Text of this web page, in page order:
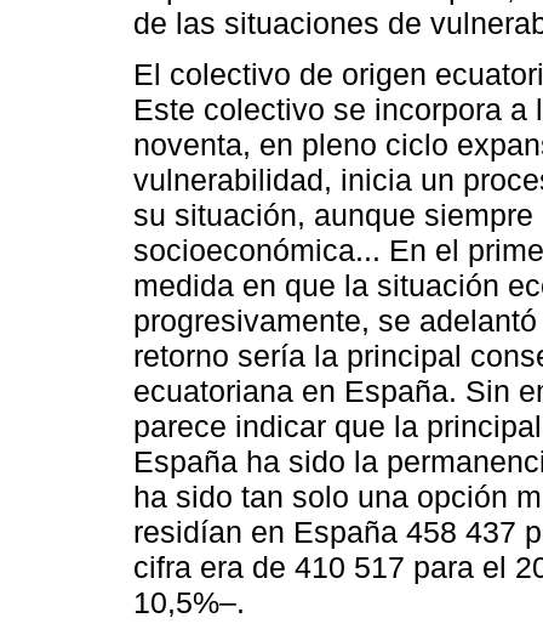
de las situaciones de
El colectivo de origen
Este colectivo se incorpora
noventa, en pleno ciclo
vulnerabilidad, inicia un
su situación, aunque
socioeconómica... En el
medida en que la situación
progresivamente, se
retorno sería la principal
ecuatoriana en España. Sin
parece indicar que la
España ha sido la
ha sido tan solo una opción
residían en España 458 437
cifra era de 410 517 para el
10,5%–.